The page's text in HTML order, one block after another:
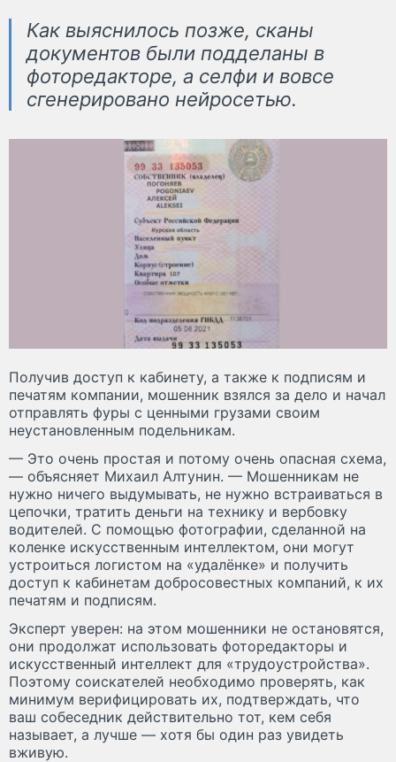
Как выяснилось позже, сканы
документов были подделаны в
фоторедакторе, а селфи и вовсе
сгенерировано нейросетью.
Получив доступ к кабинету, а также к подписям и
печатям компании, мошенник взялся за дело и начал
отправлять фуры с ценными грузами своим
неустановленным подельникам.
— Это очень простая и потому очень опасная схема,
— объясняет Михаил Алтунин. — Мошенникам не
нужно ничего выдумывать, не нужно встраиваться в
цепочки, тратить деньги на технику и вербовку
водителей. С помощью фотографии, сделанной на
коленке искусственным интеллектом, они могут
устроиться логистом на «удалёнке» и получить
доступ к кабинетам добросовестных компаний, к их
печатям и подписям.
Эксперт уверен: на этом мошенники не остановятся,
они продолжат использовать фоторедакторы и
искусственный интеллект для «трудоустройства».
Поэтому соискателей необходимо проверять, как
минимум верифицировать их, подтверждать, что
ваш собеседник действительно тот, кем себя
называет, а лучше — хотя бы один раз увидеть
вживую.